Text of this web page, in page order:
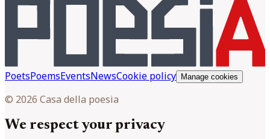
PoetsPoemsEventsNewsCookie policy Manage cookies
© 2026 Casa della poesia
We respect your privacy